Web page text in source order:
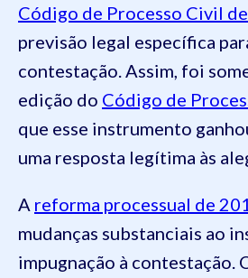
Código de Processo Civil
previsão legal específica
contestação. Assim, foi
edição do Código de
que esse instrumento
uma resposta legítima às
A reforma processual de
mudanças substanciais ao
impugnação à contestação.